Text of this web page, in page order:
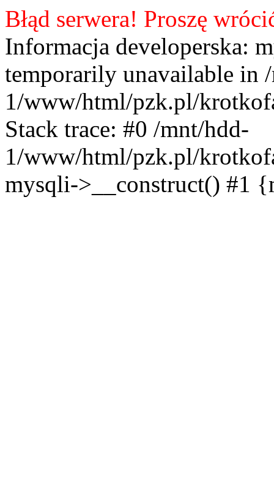
Błąd serwera! Proszę
Informacja developerska:
temporarily unavailable in
1/www/html/pzk.pl/
Stack trace: #0 /mnt/hdd-
1/www/html/pzk.pl/
mysqli->__construct() #1